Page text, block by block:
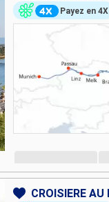
Payez en 4X